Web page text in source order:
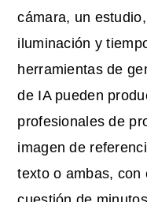
cámara, un
iluminación y
herramientas de
de IA pueden
profesionales de
imagen de
texto o ambas, con